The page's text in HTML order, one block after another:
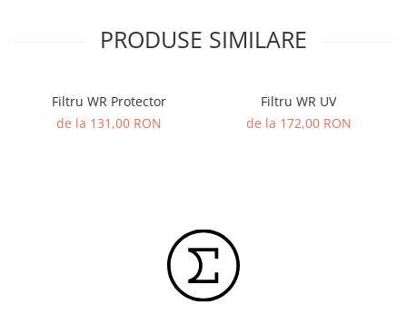
PRODUSE SIMILARE
Filtru WR Protector
de la 131,00 RON
Filtru WR UV
de la 172,00 RON